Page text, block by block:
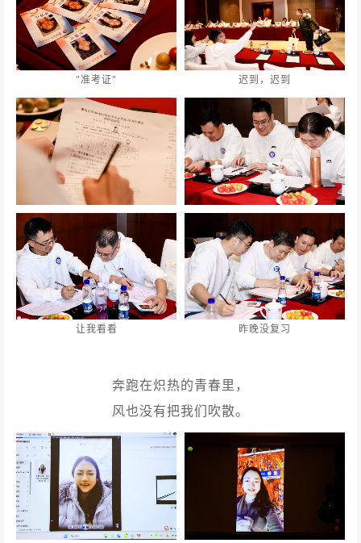
"准考证" 迟到，迟到
让我看看 昨晚没复习
奔跑在炽热的青春里，
风也没有把我们吹散。